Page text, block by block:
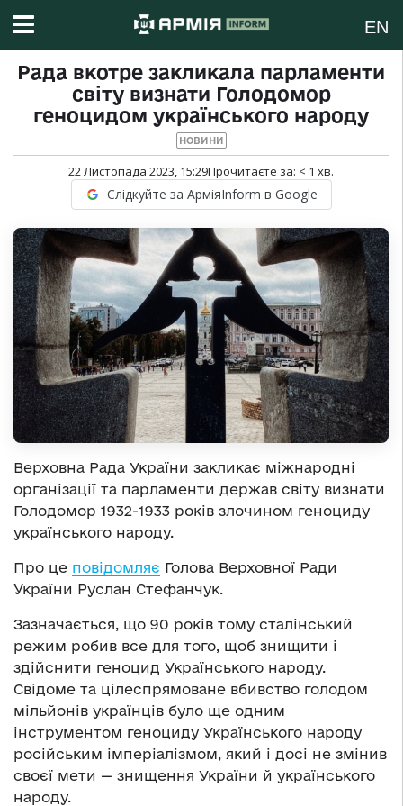
EN
Рада вкотре закликала парламенти
світу визнати Голодомор
геноцидом українського народу
НОВИНИ
22 Листопада 2023, 15:29Прочитаєте за: < 1 хв.
Слідкуйте за АрміяInform в Google
Верховна Рада України закликає міжнародні
організації та парламенти держав світу визнати
Голодомор 1932-1933 років злочином геноциду
українського народу.
Про це повідомляє Голова Верховної Ради
України Руслан Стефанчук.
Зазначається, що 90 років тому сталінський
режим робив все для того, щоб знищити і
здійснити геноцид Українського народу.
Свідоме та цілеспрямоване вбивство голодом
мільйонів українців було ще одним
інструментом геноциду Українського народу
російським імперіалізмом, який і досі не змінив
своєї мети — знищення України й українського
народу.